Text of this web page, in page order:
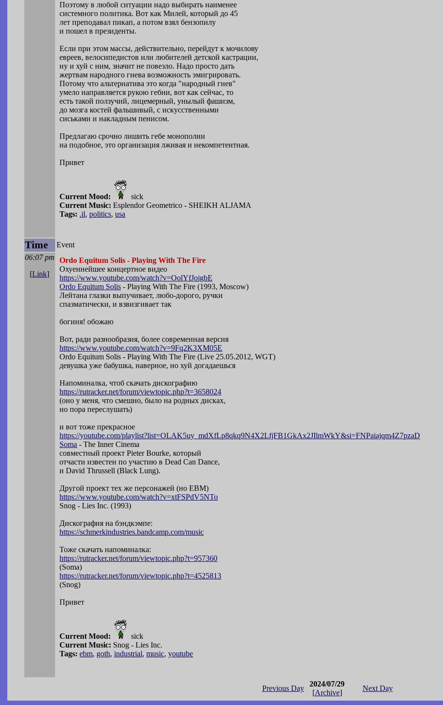
Поэтому в любой ситуации надо выбирать наименее
системного политика. Вот как Милей, который до 45
лет преподавал пикап, а потом взял бензопилу
и пошел в президенты.
Если при этом массы, действительно, перейдут к мочилову
евреев, велосипедистов или любителей детской кастрации,
ну и хуй с ним, значит не повезло. Надо просто дать
жертвам народного гнева возможность эмигрировать.
Потому что альтернатива это когда "народный гнев"
умело направляется рукою гебни, вот как сейчас, то
есть такой ползучий, лицемерный, унылый фашизм,
до мозга костей фальшивый, с искусственными
сиськами и накладным пенисом.
Предлагаю срочно лишить гебе монополии
на подобное, это организация лживая и некомпетентная.
Привет
Current Mood:
sick
Current Music: Esplendor Geometrico - SHEIKH ALJAMA
Tags: .il,politics,usa
Time
Event
06:07 pm
[Link]
Ordo Equitum Solis - Playing With The Fire
Охуеннейшее концертное видео
https://www.youtube.com/watch?v=OolYfJojgbE
Ordo Equitum Solis - Playing With The Fire (1993, Moscow)
Лейтана глазки выпучивает, любо-дорого, ручки
спазматически, и взвизгивает так
богиня! обожаю
Вот, ради разнообразия, более современная версия
https://www.youtube.com/watch?v=9Fq2K3XM05E
Ordo Equitum Solis - Playing With The Fire (Live 25.05.2012, WGT)
девушка уже бабушка, наверное, но хуй догадаешься
Напоминалка, чтоб скачать дискографию
https://rutracker.net/forum/viewtopic.php?t=3658024
(оно у меня, что смешно, было на родных дисках,
но пора переслушать)
и вот тоже прекрасное
https://youtube.com/playlist?list=OLAK5uy_mdXfLp8qkq9N4X2LfjFB1GkAx2JIlmWkY&si=FNPaiajqm4Z7pzaD
Soma - The Inner Cinema
совместный проект Pieter Bourke, который
отчасти известен по участию в Dead Can Dance,
и David Thrussell (Black Lung).
Другой проект тех же персонажей (но EBM)
https://www.youtube.com/watch?v=xtFSPdV5NTo
Snog - Lies Inc. (1993)
Дискография на бэндкэмпе:
https://schmerkindustries.bandcamp.com/music
Тоже скачать напоминалка:
https://rutracker.net/forum/viewtopic.php?t=957360
(Soma)
https://rutracker.net/forum/viewtopic.php?t=4525813
(Snog)
Привет
Current Mood:
sick
Current Music: Snog - Lies Inc.
Tags: ebm, goth,industrial,music,youtube
Previous Day
2024/07/29
[Archive]
Next Day